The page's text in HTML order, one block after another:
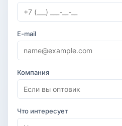
E-mail
Компания
Что интересует